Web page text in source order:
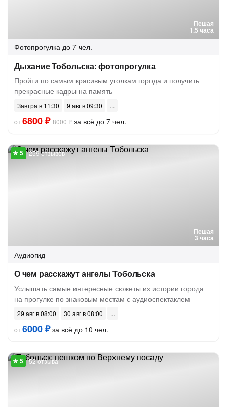
Пешая
1.5 часа
Фотопрогулка до 7 чел.
Дыхание Тобольска: фотопрогулка
Пройти по самым красивым уголкам города и получить
прекрасные кадры на память
Завтра в 11:30
9 авг в 09:30
от6800 ₽ 8000 ₽ за всё до 7 чел.
Пешая
3 часа
259 отзывов
Аудиогид
О чем расскажут ангелы Тобольска
Услышать самые интересные сюжеты из истории города
на прогулке по знаковым местам с аудиоспектаклем
29 авг в 08:00
30 авг в 08:00
от6000 ₽за всё до 10 чел.
52 отзыва